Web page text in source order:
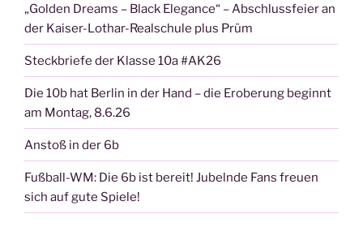
„Golden Dreams – Black Elegance“ – Abschlussfeier an
der Kaiser-Lothar-Realschule plus Prüm
Steckbriefe der Klasse 10a #AK26
Die 10b hat Berlin in der Hand – die Eroberung beginnt
am Montag, 8.6.26
Anstoß in der 6b
Fußball-WM: Die 6b ist bereit! Jubelnde Fans freuen
sich auf gute Spiele!